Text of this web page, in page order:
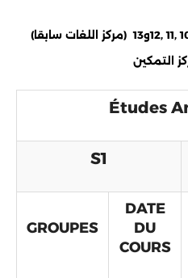
(مركز اللغات سابقا) ستقام الدروس في القاعات 10 ,11 ,12و13
التمكين
Études
S1
GROUPES
DATE
DU
COURS